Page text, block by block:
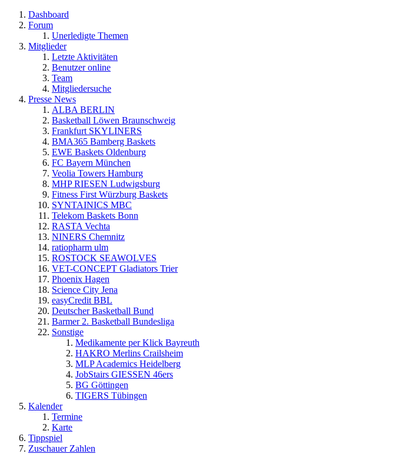
Dashboard
Forum
Unerledigte Themen
Mitglieder
Letzte Aktivitäten
Benutzer online
Team
Mitgliedersuche
Presse News
ALBA BERLIN
Basketball Löwen Braunschweig
Frankfurt SKYLINERS
BMA365 Bamberg Baskets
EWE Baskets Oldenburg
FC Bayern München
Veolia Towers Hamburg
MHP RIESEN Ludwigsburg
Fitness First Würzburg Baskets
SYNTAINICS MBC
Telekom Baskets Bonn
RASTA Vechta
NINERS Chemnitz
ratiopharm ulm
ROSTOCK SEAWOLVES
VET-CONCEPT Gladiators Trier
Phoenix Hagen
Science City Jena
easyCredit BBL
Deutscher Basketball Bund
Barmer 2. Basketball Bundesliga
Sonstige
Medikamente per Klick Bayreuth
HAKRO Merlins Crailsheim
MLP Academics Heidelberg
JobStairs GIESSEN 46ers
BG Göttingen
TIGERS Tübingen
Kalender
Termine
Karte
Tippspiel
Zuschauer Zahlen